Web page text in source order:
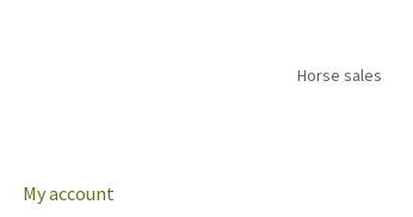
Horse sales
My account